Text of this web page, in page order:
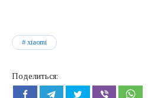
xiaomi
Поделиться: